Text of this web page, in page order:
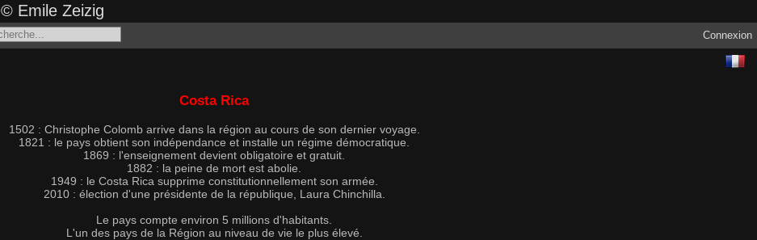
© Emile Zeizig
Connexion
Costa Rica
1502 : Christophe Colomb arrive dans la région au cours de son dernier voyage.
1821 : le pays obtient son indépendance et installe un régime démocratique.
1869 : l'enseignement devient obligatoire et gratuit.
1882 : la peine de mort est abolie.
1949 : le Costa Rica supprime constitutionnellement son armée.
2010 : élection d'une présidente de la république, Laura Chinchilla.
Le pays compte environ 5 millions d'habitants.
L'un des pays de la Région au niveau de vie le plus élevé.